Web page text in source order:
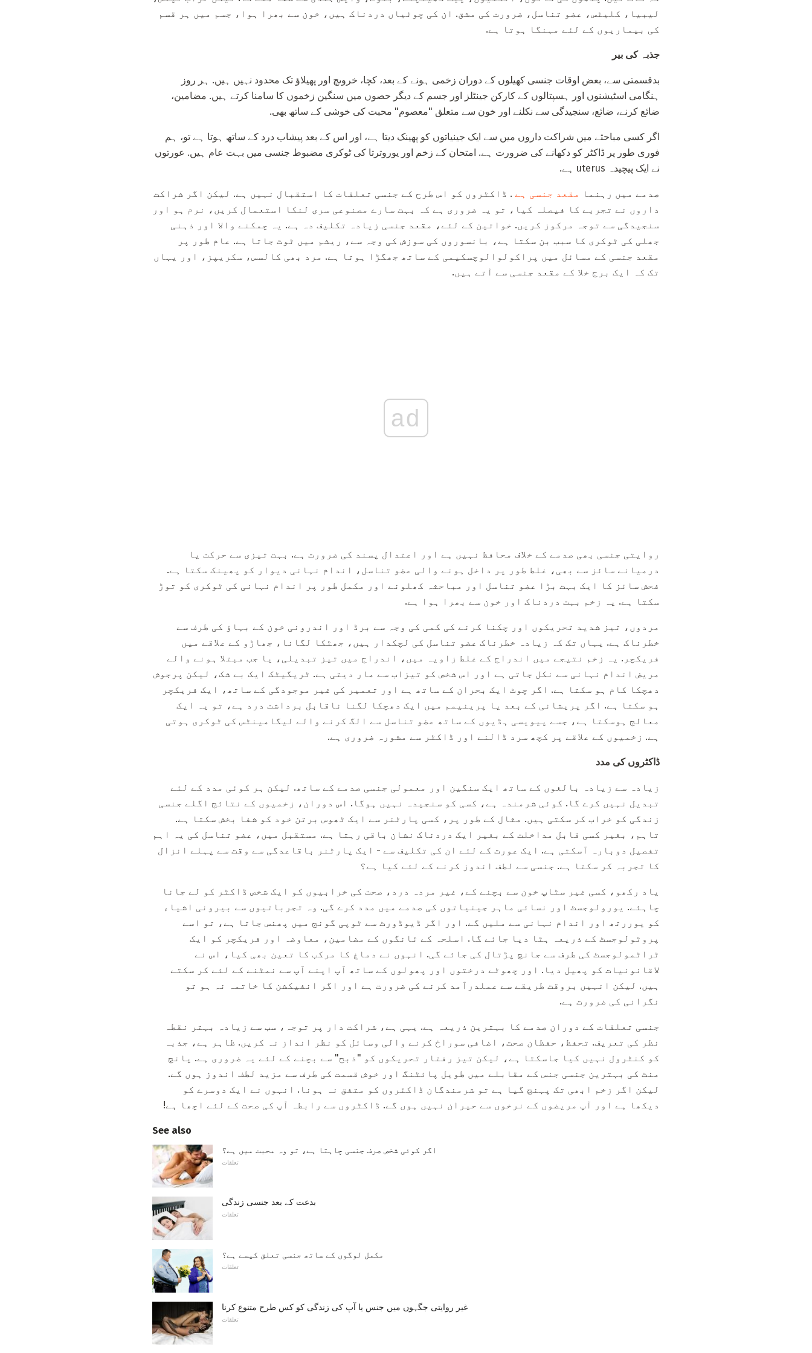
لیبیا، کلیٹس، عضو تناسل، ضرورت کی مشق. ان کی چوٹیاں دردناک ہیں، خون سے بھرا ہوا، جسم میں ہر قسم
کی بیماریوں کے لئے مہنگا ہوتا ہے.
جذبہ کی بیر
بدقسمتی سے، بعض اوقات جنسی کھیلوں کے دوران زخمی ہونے کے بعد، کچا، خروںچ اور پھیلاؤ تک محدود نہیں ہیں. ہر روز
ہنگامی اسٹیشنوں اور ہسپتالوں کے کارکن جینٹلز اور جسم کے دیگر حصوں میں سنگین زخموں کا سامنا کرتے ہیں. مضامین،
ضائع کرنے، ضائع، سنجیدگی سے نکلنے اور خون سے متعلق "معصوم" محبت کی خوشی کے ساتھ بھی.
اگر کسی مباحثے میں شراکت داروں میں سے ایک جینیاتوں کو پھینک دیتا ہے، اور اس کے بعد پیشاب درد کے ساتھ ہوتا ہے تو، ہم
فوری طور پر ڈاکٹر کو دکھانے کی ضرورت ہے. امتحان کے زخم اور یوروترتا کی ٹوکری مضبوط جنسی میں بہت عام ہیں. عورتوں
نے ایک پیچیدہ uterus ہے.
صدمے میں رہنما مقعد جنسی ہے . ڈاکٹروں کو اس طرح کے جنسی تعلقات کا استقبال نہیں ہے. لیکن اگر شراکت
داروں نے تجربے کا فیصلہ کیا، تو یہ ضروری ہے کہ بہت سارے مصنوعی سری لنکا استعمال کریں، نرم ہو اور
سنجیدگی سے توجہ مرکوز کریں. خواتین کے لئے، مقعد جنسی زیادہ تکلیف دہ ہے. یہ چمکنے والا اور ذہنی
جھلی کی ٹوکری کا سبب بن سکتا ہے، بانسوروں کی سوزش کی وجہ سے، ریشم میں ٹوٹ جاتا ہے. عام طور پر
مقعد جنسی کے مسائل میں پراکولوالوچسکیمی کے ساتھ جھگڑا ہوتا ہے. مرد بھی کالسس، سکریپز، اور یہاں
تک کہ ایک برج خلا کے مقعد جنسی سے آتے ہیں.
ad
روایتی جنسی بھی صدمے کے خلاف محافظ نہیں ہے اور اعتدال پسند کی ضرورت ہے. بہت تیزی سے حرکت یا
درمیانے سائز سے بھی، غلط طور پر داخل ہونے والی عضو تناسل، اندام نہانی دیوار کو پھینک سکتا ہے.
فحش سائز کا ایک بہت بڑا عضو تناسل اور مباحثہ کھلونے اور مکمل طور پر اندام نہانی کی ٹوکری کو توڑ
سکتا ہے. یہ زخم بہت دردناک اور خون سے بھرا ہوا ہے.
مردوں، تیز شدید تحریکوں اور چکنا کرنے کی کمی کی وجہ سے برڈ اور اندرونی خون کے بہاؤ کی طرف سے
خطرناک ہے. یہاں تک کہ زیادہ خطرناک عضو تناسل کی لچکدار ہیں، جھٹکا لگانا، جھاڑو کے علاقے میں
فریکچر. یہ زخم نتیجے میں اندراج کے غلط زاویہ میں، اندراج میں تیز تبدیلی، یا جب مبتلا ہونے والے
مریض اندام نہانی سے نکل جاتی ہے اور اس شخص کو تیزاب سے مار دیتی ہے. ٹریگیٹک ایک بے شک، لیکن پرجوش
دھچکا کام ہو سکتا ہے. اگر چوٹ ایک بحران کے ساتھ ہے اور تعمیر کی غیر موجودگی کے ساتھ، ایک فریکچر
ہو سکتا ہے. اگر پریشانی کے بعد یا پرینیمم میں ایک دھچکا لگنا ناقابل برداشت درد ہے، تو یہ ایک
معالج ہوسکتا ہے، جسے پیویسی ہڈیوں کے ساتھ عضو تناسل سے الگ کرنے والے لیگامینٹس کی ٹوکری ہوتی
ہے. زخمیوں کے علاقے پر کچھ سرد ڈالنے اور ڈاکٹر سے مشورہ ضروری ہے.
ڈاکٹروں کی مدد
زیادہ سے زیادہ بالغوں کے ساتھ ایک سنگین اور معمولی جنسی صدمے کے ساتھ. لیکن ہر کوئی مدد کے لئے
تبدیل نہیں کرے گا. کوئی شرمندہ ہے، کسی کو سنجیدہ نہیں ہوگا. اس دوران، زخمیوں کے نتائج اگلے جنسی
زندگی کو خراب کر سکتی ہیں. مثال کے طور پر، کسی پارٹنر سے ایک ٹھوس برتن خود کو شفا بخش سکتا ہے.
تاہم، بغیر کسی قابل مداخلت کے بغیر ایک دردناک نشان باقی رہتا ہے. مستقبل میں، عضو تناسل کی یہ اہم
تفصیل دوبارہ آسکتی ہے. ایک عورت کے لئے ان کی تکلیف سے - ایک پارٹنر باقاعدگی سے وقت سے پہلے انزال
کا تجربہ کر سکتا ہے. جنسی سے لطف اندوز کرنے کے لئے کیا ہے؟
یاد رکھو، کسی غیر سٹاپ خون سے بچنے کے، غیر مردہ درد، صحت کی خرابیوں کو ایک شخص ڈاکٹر کو لے جانا
چاہئے. یورولوجسٹ اور نسائی ماہر جینیاتوں کی صدمے میں مدد کرے گی. وہ تجرباتیوں سے بیرونی اشیاء
کو یوررتھ اور اندام نہانی سے ملیں گے. اور اگر ڈیوڈورٹ سے ٹوپی گونج میں پھنس جاتا ہے، تو اسے
پروٹولوجسٹ کے ذریعہ ہٹا دیا جائے گا. اسلحہ کے ٹانگوں کے مضامین، معاوضہ اور فریکچر کو ایک
ٹراٹمولوجسٹ کی طرف سے جانچ پڑتال کی جائے گی. انہوں نے دماغ کا مرکب کا تعین بھی کیا، اس نے
لاقانونیات کو پھیل دیا. اور چھوٹے درختوں اور پھولوں کے ساتھ آپ اپنے آپ سے نمٹنے کے لئے کر سکتے
ہیں. لیکن انہیں بروقت طریقے سے عملدرآمد کرنے کی ضرورت ہے اور اگر انفیکشن کا خاتمہ نہ ہو تو
نگرانی کی ضرورت ہے.
جنسی تعلقات کے دوران صدمے کا بہترین ذریعہ ہے. یہی ہے، شراکت دار پر توجہ، سب سے زیادہ بہتر نقطہ
نظر کی تعریف. تحفظ، حفظان صحت، اضافی سوراخ کرنے والی وسائل کو نظر انداز نہ کریں. ظاہر ہے، جذبہ
کو کنٹرول نہیں کیا جاسکتا ہے، لیکن تیز رفتار تحریکوں کو "ذبح" سے بچنے کے لئے یہ ضروری ہے. پانچ
منٹ کی بہترین جنسی جنس کے مقابلے میں طویل پائٹنگ اور خوش قسمت کی طرف سے مزید لطف اندوز ہوں گے.
لیکن اگر زخم ابھی تک پہنچ گیا ہے تو شرمندگان ڈاکٹروں کو متفق نہ ہونا. انہوں نے ایک دوسرے کو
دیکھا ہے اور آپ مریضوں کے نرخوں سے حیران نہیں ہوں گے. ڈاکٹروں سے رابطہ آپ کی صحت کے لئے اچھا ہے!
See also
اگر کوئی شخص صرف جنسی چاہتا ہے، تو وہ محبت میں ہے؟
تعلقات
بدعت کے بعد جنسی زندگی
تعلقات
مکمل لوگوں کے ساتھ جنسی تعلق کیسے ہے؟
تعلقات
غیر روایتی جگہوں میں جنس یا آپ کی زندگی کو کس طرح متنوع کرنا
تعلقات